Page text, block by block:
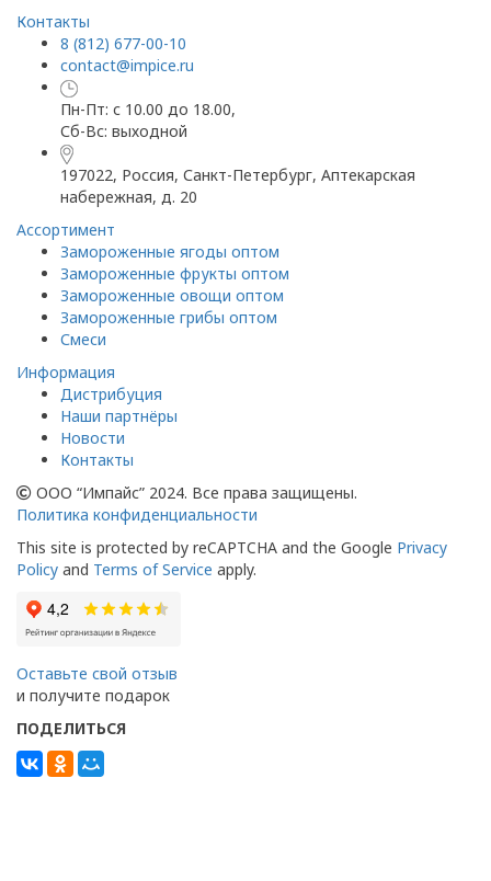
Контакты
8 (812) 677-00-10
contact@impice.ru
Пн-Пт: с 10.00 до 18.00,
Сб-Вс: выходной
197022, Россия, Санкт-Петербург, Аптекарская
набережная, д. 20
Ассортимент
Замороженные ягоды оптом
Замороженные фрукты оптом
Замороженные овощи оптом
Замороженные грибы оптом
Смеси
Информация
Дистрибуция
Наши партнёры
Новости
Контакты
ООО “Импайс” 2024. Все права защищены.
Политика конфиденциальности
This site is protected by reCAPTCHA and the Google Privacy
Policy and Terms of Service apply.
Оставьте свой отзыв
и получите подарок
ПОДЕЛИТЬСЯ